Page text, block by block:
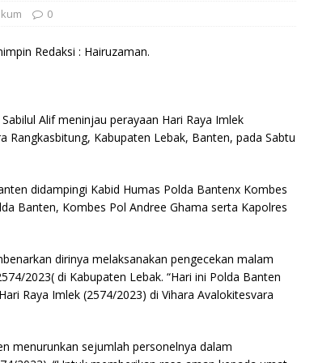
0
Redaksi : Hairuzaman.
Alif meninjau perayaan Hari Raya Imlek
Rangkasbitung, Kabupaten Lebak, Banten, pada Sabtu
didampingi Kabid Humas Polda Bantenx Kombes
Banten, Kombes Pol Andree Ghama serta Kapolres
dirinya melaksanakan pengecekan malam
2023( di Kabupaten Lebak. “Hari ini Polda Banten
Raya Imlek (2574/2023) di Vihara Avalokitesvara
menurunkan sejumlah personelnya dalam